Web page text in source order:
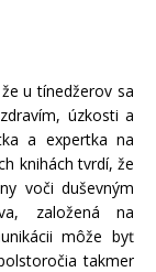
u tínedžerov sa
úzkosti a
a expertka na
knihách tvrdí, že
voči duševným
založená na
môže byť
takmer